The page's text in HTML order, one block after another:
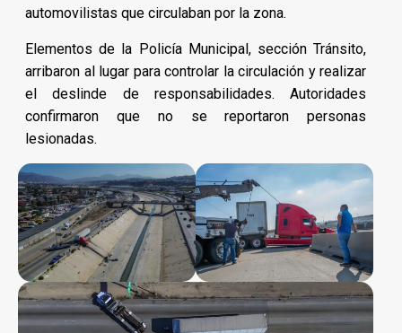
automovilistas que circulaban por la zona.
Elementos de la Policía Municipal, sección Tránsito,
arribaron al lugar para controlar la circulación y realizar
el deslinde de responsabilidades. Autoridades
confirmaron que no se reportaron personas
lesionadas.